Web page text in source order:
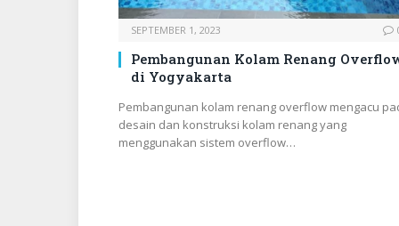
SEPTEMBER 1, 2023
Pembangunan Kolam Renang
di Yogyakarta
Pembangunan kolam renang overflow mengacu
desain dan konstruksi kolam renang yang
menggunakan sistem overflow…